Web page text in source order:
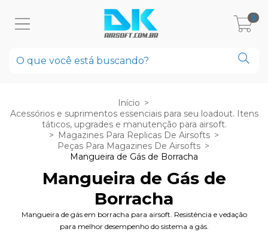
0
Início >
Acessórios e suprimentos essenciais para seu loadout. Itens
táticos, upgrades e manutenção para airsoft.
> Magazines Para Replicas De Airsofts >
Peças Para Magazines De Airsofts >
Mangueira de Gás de Borracha
Mangueira de Gás de
Borracha
Mangueira de gás em borracha para airsoft. Resistência e vedação
para melhor desempenho do sistema a gás.